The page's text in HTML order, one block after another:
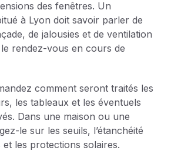
des fenêtres. Un
à Lyon doit savoir parler de
de jalousies et de ventilation
rendez-vous en cours de
comment seront traités les
les tableaux et les éventuels
Dans une maison ou une
le sur les seuils, l’étanchéité
et les protections solaires.